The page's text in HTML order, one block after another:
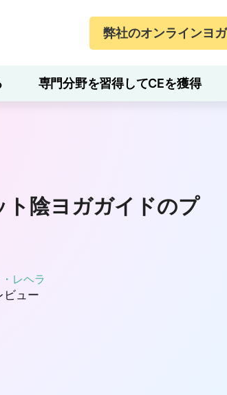
弊社のオンラインヨ
専門分野を習得してCEを獲得
ト陰ヨガガイドのプ
レヘラ
ビュー